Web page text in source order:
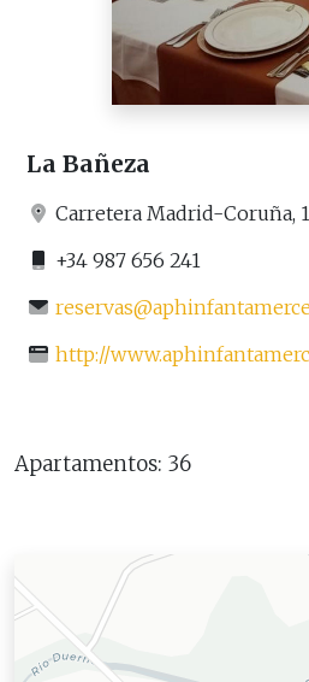
La Bañeza
Carretera Madrid-Coruña,
+34 987 656 241
http://
Apartamentos: 36